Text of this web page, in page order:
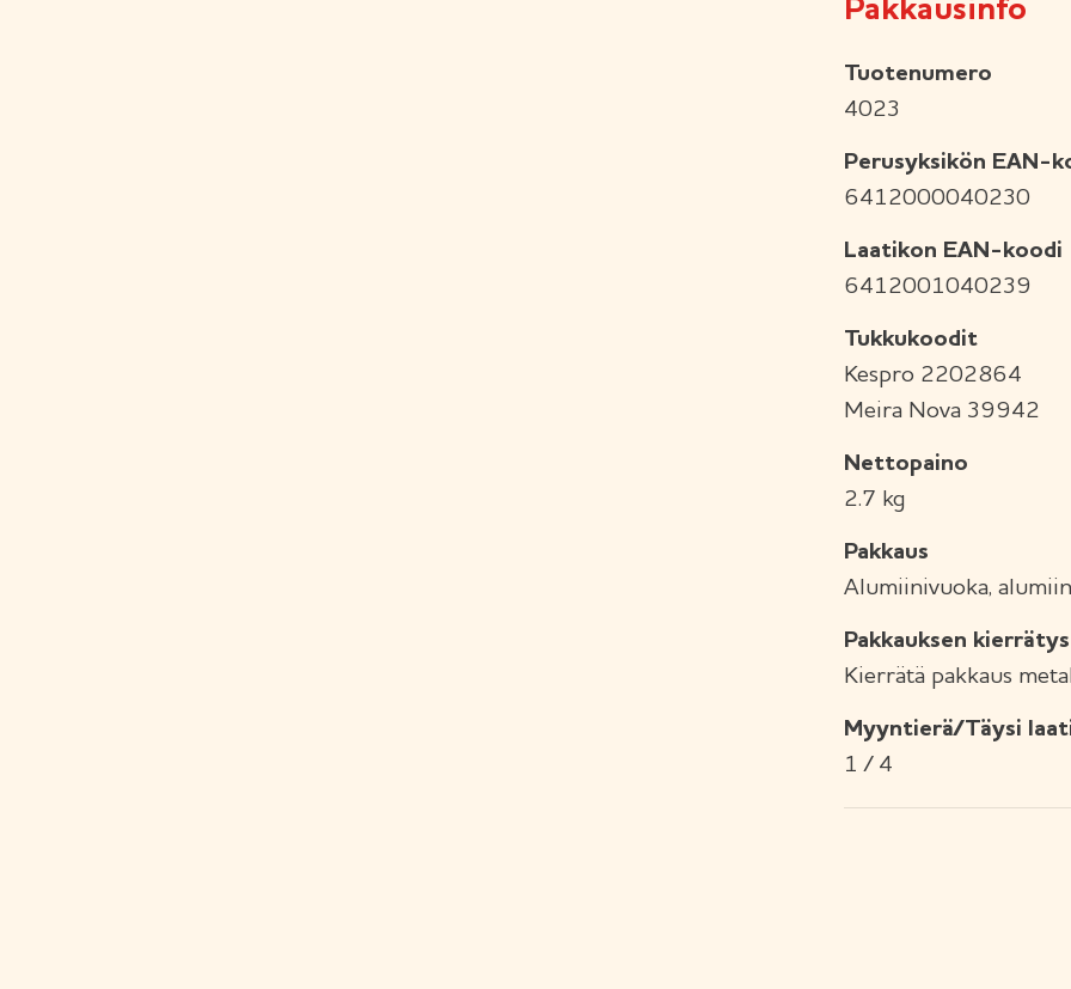
Pakkausinfo
Tuotenumero
4023
Perusyksikön EAN-
6412000040230
Laatikon EAN-koodi
6412001040239
Tukkukoodit
Kespro 2202864
Meira Nova 39942
Nettopaino
2.7 kg
Pakkaus
Alumiinivuoka,
Pakkauksen kierrätys
Kierrätä pakkaus
Myyntierä/Täysi
1 / 4